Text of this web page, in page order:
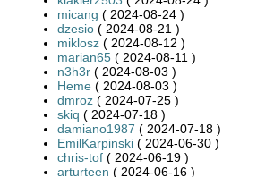
micang ( 2024-08-24 )
dzesio ( 2024-08-21 )
miklosz ( 2024-08-12 )
marian65 ( 2024-08-11 )
n3h3r ( 2024-08-03 )
Heme ( 2024-08-03 )
dmroz ( 2024-07-25 )
skiq ( 2024-07-18 )
damiano1987 ( 2024-07-18 )
EmilKarpinski ( 2024-06-30 )
chris-tof ( 2024-06-19 )
arturteen ( 2024-06-16 )